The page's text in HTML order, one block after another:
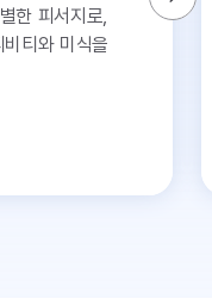
한 피서지로,
티와 미식을